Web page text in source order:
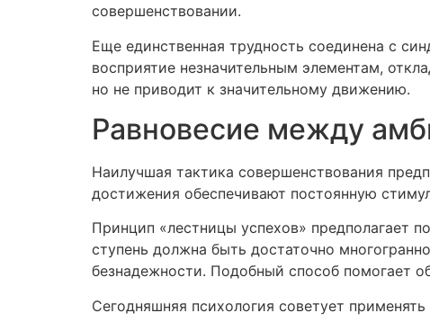
совершенствовании.
Еще единственная трудность соединена с
восприятие незначительным элементам,
но не приводит к значительному движению.
Равновесие между
Наилучшая тактика совершенствования
достижения обеспечивают постоянную
Принцип «лестницы успехов» предполагает
ступень должна быть достаточно
безнадежности. Подобный способ помогает
Сегодняшняя психология советует